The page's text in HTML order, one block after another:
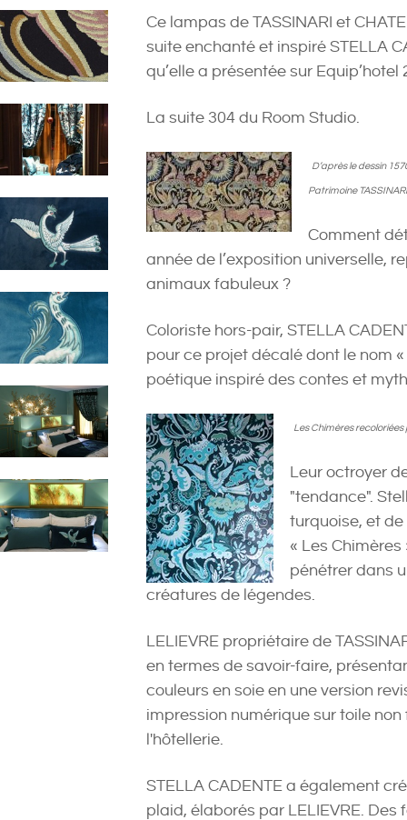
Ce lampas de TASSINARI et
suite enchanté et inspiré STELLA
qu’elle a présentée sur Equip’hotel
La suite 304 du Room Studio.
D’après le dessin
Patrimoine
Comment
année de l’exposition universelle,
animaux fabuleux ?
Coloriste hors-pair, STELLA
pour ce projet décalé dont le nom
poétique inspiré des contes et
Les Chimères
Leur octroyer
"tendance".
turquoise, et
« Les
pénétrer dans
créatures de légendes.
LELIEVRE propriétaire de
en termes de savoir-faire,
couleurs en soie en une version
impression numérique sur toile
l'hôtellerie.
STELLA CADENTE a également
plaid, élaborés par LELIEVRE.